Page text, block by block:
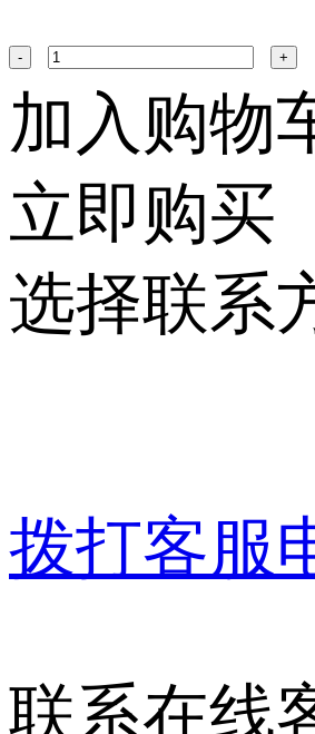
- +
加入购物
立即购买
选择联系
拨打客服
联系在线